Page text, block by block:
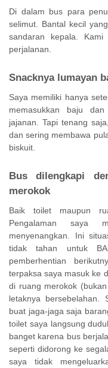
Di dalam bus para
selimut. Bantal kecil
sandaran kepala.
perjalanan.
Snacknya lumayan
Saya memiliki hanya
memasukkan baju
jajanan. Tapi tenang
dan sering membawa
biskuit.
Bus dilengkapi
merokok
Baik toilet maupun
Pengalaman saya
menyenangkan. Ini
tidak tahan untuk
pemberhentian
terpaksa saya masuk ke
di ruang merokok
letaknya bersebelahan.
buat jaga-jaga saja
toilet saya langsung
banget karena bus
seperti didorong ke
saya tidak